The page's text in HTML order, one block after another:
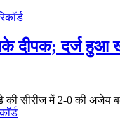
दीपक; दर्ज हुआ
की सीरीज में 2-0 की